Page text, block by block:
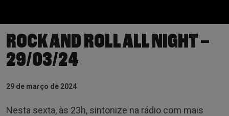
ROCK AND ROLL ALL NIGHT –
29/03/24
29 de março de 2024
Nesta sexta, às 23h, sintonize na rádio com mais